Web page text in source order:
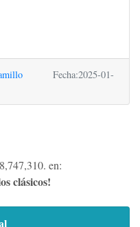
Fecha:2025-01-
en:
clásicos!